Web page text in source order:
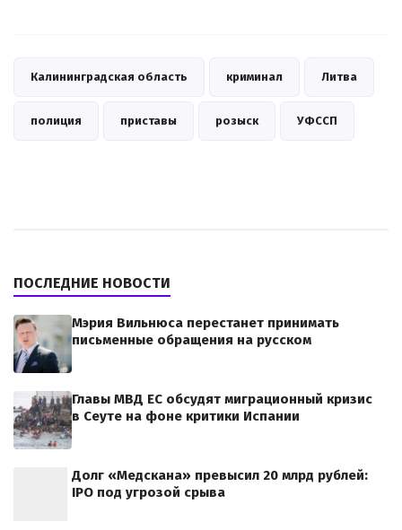
Калининградская область криминал Литва
полиция приставы розыск УФССП
ПОСЛЕДНИЕ НОВОСТИ
Мэрия Вильнюса перестанет принимать
письменные обращения на русском
Главы МВД ЕС обсудят миграционный кризис
в Сеуте на фоне критики Испании
Долг «Медскана» превысил 20 млрд рублей:
IPO под угрозой срыва